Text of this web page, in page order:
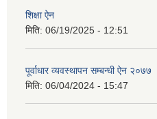
शिक्षा ऐन
मिति: 06/19/2025 - 12:51
पूर्वाधार व्यवस्थापन सम्बन्धी ऐन २०७७
मिति: 06/04/2024 - 15:47